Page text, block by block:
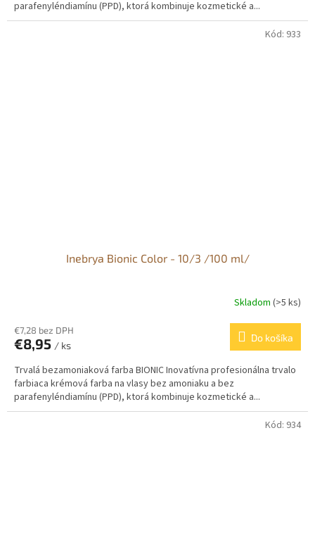
parafenyléndiamínu (PPD), ktorá kombinuje kozmetické a...
Inebrya Bionic Color - 10/3 /100 ml/
Skladom (>5 ks)
€7,28 bez DPH
€8,95 / ks
Do košíka
Trvalá bezamoniaková farba BIONIC Inovatívna profesionálna trvalo
farbiaca krémová farba na vlasy bez amoniaku a bez
parafenyléndiamínu (PPD), ktorá kombinuje kozmetické a...
Kód: 933
Kód: 934